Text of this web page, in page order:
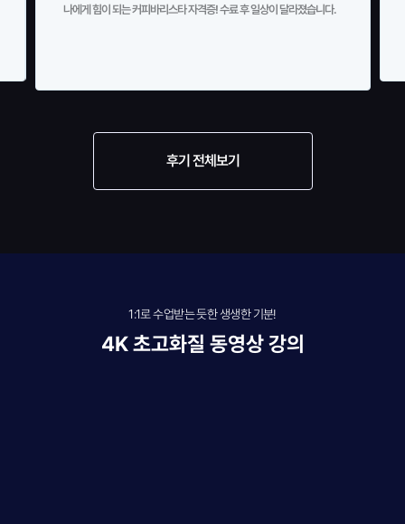
나에게 힘이 되는 커피바리스타 자격증! 수료 후 일상이 달라졌습니다.
후기 전체보기
1:1로 수업받는 듯한 생생한 기분!
4K 초고화질 동영상 강의